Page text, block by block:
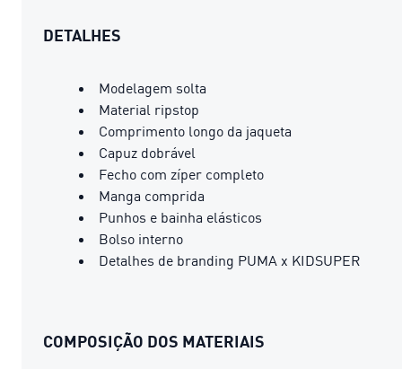
DETALHES
Modelagem solta
Material ripstop
Comprimento longo da jaqueta
Capuz dobrável
Fecho com zíper completo
Manga comprida
Punhos e bainha elásticos
Bolso interno
Detalhes de branding PUMA x KIDSUPER
COMPOSIÇÃO DOS MATERIAIS